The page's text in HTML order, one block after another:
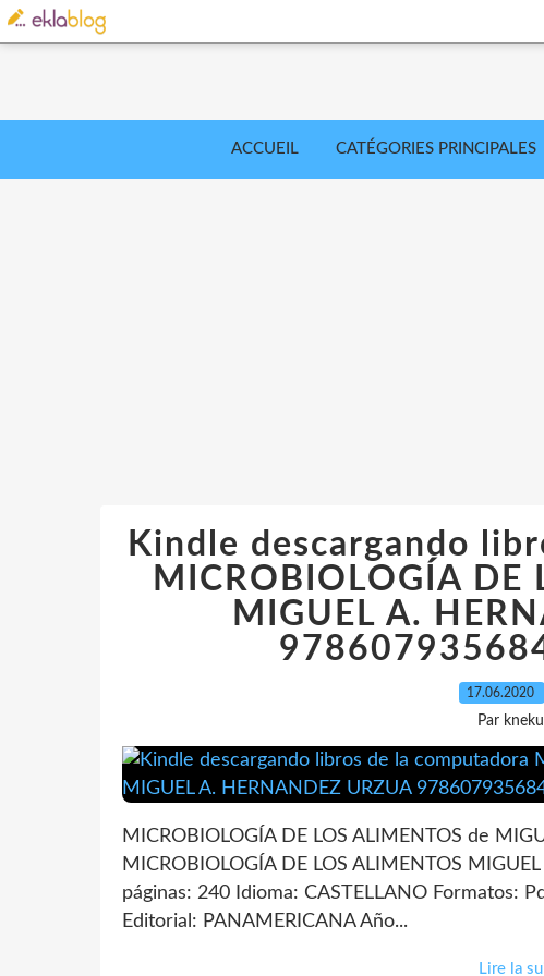
ACCUEIL CATÉGORIES PRINCIPALES
Kindle descargando
MICROBIOLOGÍA DE
MIGUEL A.
17.06.2020
Par
MICROBIOLOGÍA DE LOS ALIMENTOS de
MICROBIOLOGÍA DE LOS ALIMENTOS
páginas: 240 Idioma: CASTELLANO Formatos:
Editorial: PANAMERICANA Año...
Lire la